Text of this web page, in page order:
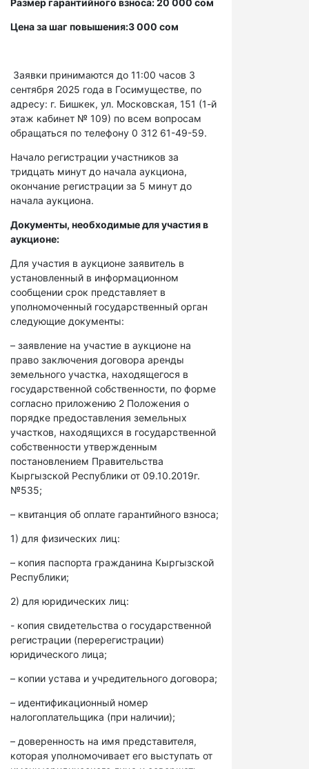
Размер гарантийного взноса: 20 000 сом
Цена за шаг повышения:3 000 сом
Заявки принимаются до 11:00 часов 3
сентября 2025 года в Госимуществе, по
адресу: г. Бишкек, ул. Московская, 151 (1-й
этаж кабинет № 109) по всем вопросам
обращаться по телефону 0 312 61-49-59.
Начало регистрации участников за
тридцать минут до начала аукциона,
окончание регистрации за 5 минут до
начала аукциона.
Документы, необходимые для участия в
аукционе:
Для участия в аукционе заявитель в
установленный в информационном
сообщении срок представляет в
уполномоченный государственный орган
следующие документы:
– заявление на участие в аукционе на
право заключения договора аренды
земельного участка, находящегося в
государственной собственности, по форме
согласно приложению 2 Положения о
порядке предоставления земельных
участков, находящихся в государственной
собственности утвержденным
постановлением Правительства
Кыргызской Республики от 09.10.2019г.
№535;
– квитанция об оплате гарантийного взноса;
1) для физических лиц:
– копия паспорта гражданина Кыргызской
Республики;
2) для юридических лиц:
- копия свидетельства о государственной
регистрации (перерегистрации)
юридического лица;
– копии устава и учредительного договора;
– идентификационный номер
налогоплательщика (при наличии);
– доверенность на имя представителя,
которая уполномочивает его выступать от